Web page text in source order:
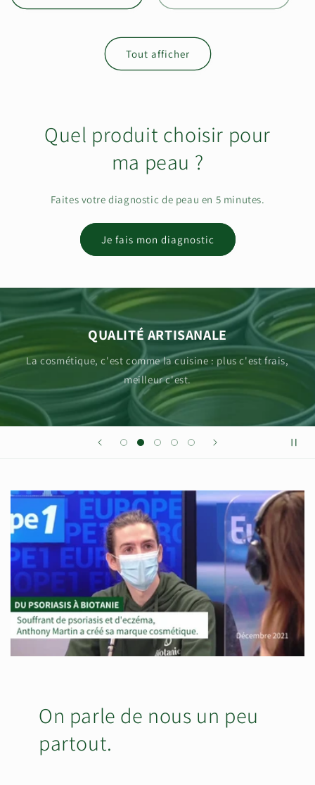
Tout afficher
Quel produit choisir pour
ma peau ?
Faites votre diagnostic de peau en 5 minutes.
Je fais mon diagnostic
QUALITÉ ARTISANALE
La cosmétique, c'est comme la cuisine : plus c'est frais,
meilleur c'est.
On parle de nous un peu
partout.